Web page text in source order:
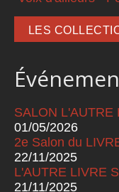
LES
SALON L'AUTRE
01/05/2026
2e Salon du
22/11/2025
L'AUTRE LIVRE
21/11/2025